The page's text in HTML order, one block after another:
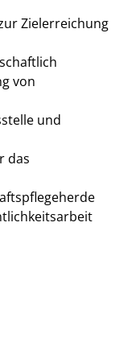
Zielerreichung
von
und
das